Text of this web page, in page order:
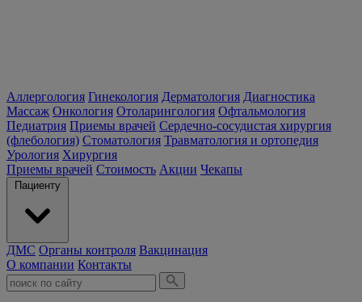
Аллергология Гинекология Дерматология Диагностика
Массаж Онкология Отоларингология Офтальмология
Педиатрия Приемы врачей Сердечно-сосудистая хирургия
(флебология) Стоматология Травматология и ортопедия
Урология Хирургия
Приемы врачей Стоимость Акции Чекапы
Пациенту
ДМС Органы контроля Вакцинация
О компании Контакты